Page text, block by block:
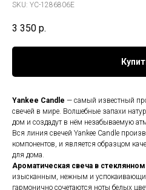
SKU: YC-1286806E
3 350 р.
Yankee Candle — самый известный
свечей в мире. Волшебные запахи
дом и создадут в нём незабываемую
Вся линия свечей Yankee Candle
компонентов, и является образцом
для дома.
Ароматическая свеча в стеклянном
изысканным, нежным и
гармонично сочетаются ноты белых